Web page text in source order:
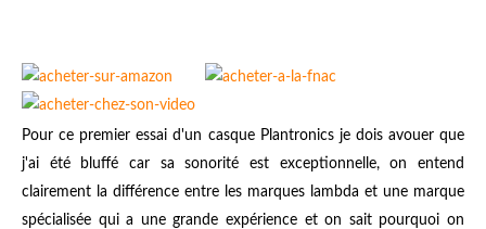
Pour ce premier essai d'un casque Plantronics je dois avouer que
j'ai été bluffé car sa sonorité est exceptionnelle, on entend
clairement la différence entre les marques lambda et une marque
spécialisée qui a une grande expérience et on sait pourquoi on